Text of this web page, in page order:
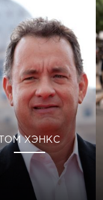
ТОМ ХЭНКС